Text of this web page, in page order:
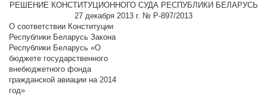
РЕШЕНИЕ КОНСТИТУЦИОННОГО СУДА РЕСПУБЛИКИ БЕЛАРУСЬ
27 декабря 2013 г. № Р-897/2013
О соответствии Конституции
Республики Беларусь Закона
Республики Беларусь «О
бюджете государственного
внебюджетного фонда
гражданской авиации на 2014
год»